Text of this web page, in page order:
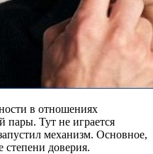
в отношениях
пары. Тут не играется
механизм. Основное,
степени доверия.